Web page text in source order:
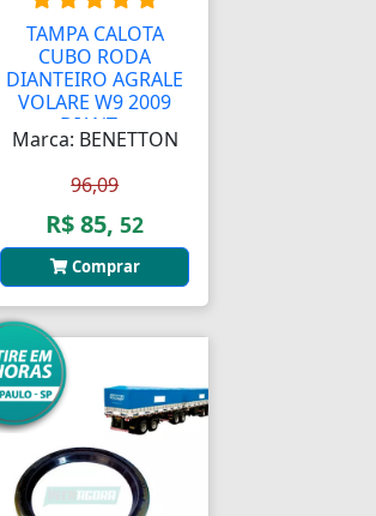
TAMPA CALOTA
CUBO RODA
DIANTEIRO AGRALE
VOLARE W9 2009
DIANT...
Marca: BENETTON
96,09
R$ 85,52
Comprar